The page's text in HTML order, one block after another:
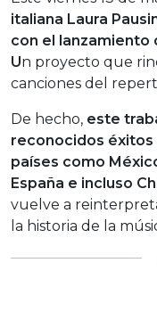
italiana Laura
con el lanzamiento
Un proyecto que
canciones del
De hecho, este
reconocidos
países como
España e incluso
vuelve a
la historia de la